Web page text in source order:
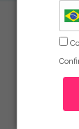
Envie
Nome